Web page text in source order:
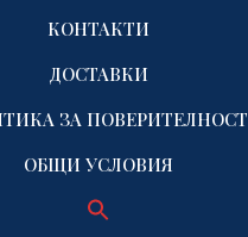
КОНТАКТИ
ДОСТАВКИ
ЗА ПОВЕРИТЕЛНОСТ
ОБЩИ УСЛОВИЯ